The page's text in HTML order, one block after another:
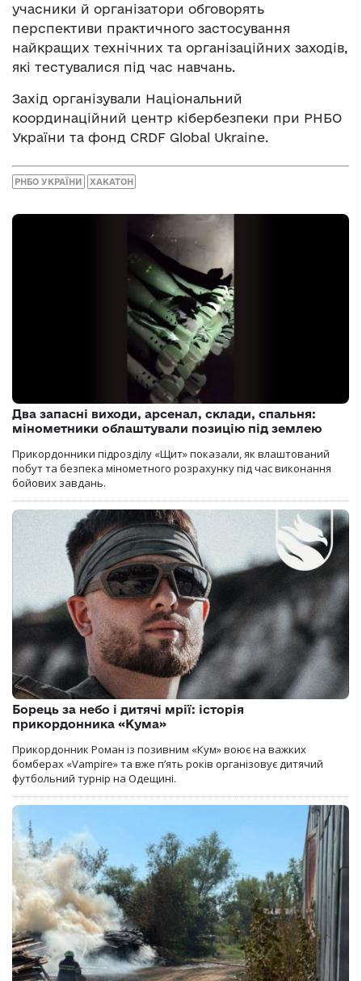
учасники й організатори обговорять
перспективи практичного застосування
найкращих технічних та організаційних заходів,
які тестувалися під час навчань.
Захід організували Національний
координаційний центр кібербезпеки при РНБО
України та фонд CRDF Global Ukraine.
РНБО УКРАЇНИ ХАКАТОН
Два запасні виходи, арсенал, склади, спальня:
мінометники облаштували позицію під землею
Прикордонники підрозділу «Щит» показали, як влаштований
побут та безпека мінометного розрахунку під час виконання
бойових завдань.
Борець за небо і дитячі мрії: історія
прикордонника «Кума»
Прикордонник Роман із позивним «Кум» воює на важких
бомберах «Vampire» та вже п’ять років організовує дитячий
футбольний турнір на Одещині.